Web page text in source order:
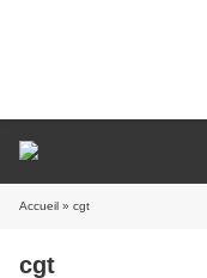
Accueil » cgt
cgt